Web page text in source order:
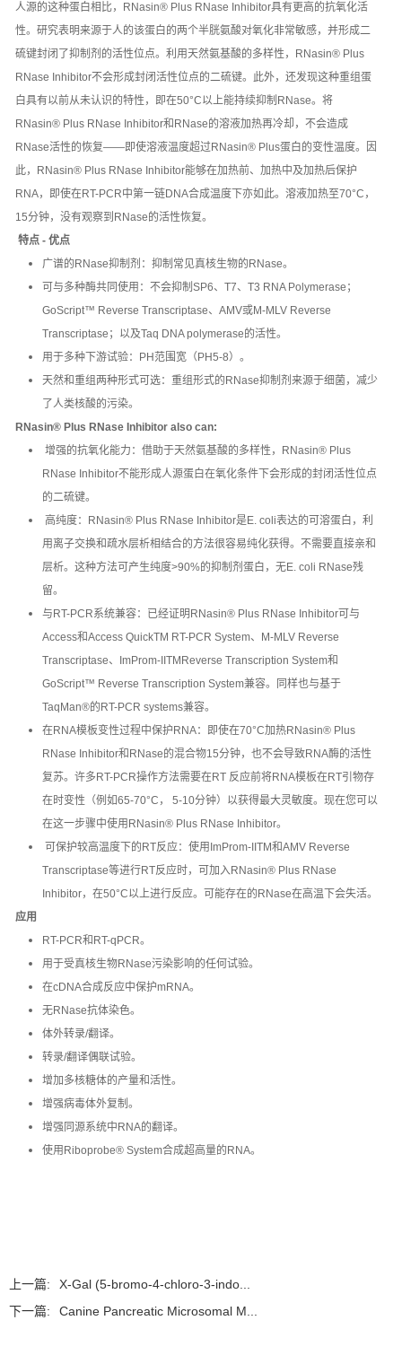
人源的这种蛋白相比，RNasin® Plus RNase Inhibitor具有更高的抗氧化活
性。研究表明来源于人的该蛋白的两个半胱氨酸对氧化非常敏感，并形成二
硫键封闭了抑制剂的活性位点。利用天然氨基酸的多样性，RNasin® Plus
RNase Inhibitor不会形成封闭活性位点的二硫键。此外，还发现这种重组蛋
白具有以前从未认识的特性，即在50°C以上能持续抑制RNase。将
RNasin® Plus RNase Inhibitor和RNase的溶液加热再冷却，不会造成
RNase活性的恢复——即使溶液温度超过RNasin® Plus蛋白的变性温度。因
此，RNasin® Plus RNase Inhibitor能够在加热前、加热中及加热后保护
RNA，即使在RT-PCR中第一链DNA合成温度下亦如此。溶液加热至70°C，
15分钟，没有观察到RNase的活性恢复。
特点 - 优点
广谱的RNase抑制剂：抑制常见真核生物的RNase。
可与多种酶共同使用：不会抑制SP6、T7、T3 RNA Polymerase；
GoScript™ Reverse Transcriptase、AMV或M-MLV Reverse
Transcriptase；以及Taq DNA polymerase的活性。
用于多种下游试验：PH范围宽（PH5-8）。
天然和重组两种形式可选：重组形式的RNase抑制剂来源于细菌，减少
了人类核酸的污染。
RNasin® Plus RNase Inhibitor also can:
增强的抗氧化能力：借助于天然氨基酸的多样性，RNasin® Plus
RNase Inhibitor不能形成人源蛋白在氧化条件下会形成的封闭活性位点
的二硫键。
高纯度：RNasin® Plus RNase Inhibitor是E. coli表达的可溶蛋白，利
用离子交换和疏水层析相结合的方法很容易纯化获得。不需要直接亲和
层析。这种方法可产生纯度>90%的抑制剂蛋白，无E. coli RNase残
留。
与RT-PCR系统兼容：已经证明RNasin® Plus RNase Inhibitor可与
Access和Access QuickTM RT-PCR System、M-MLV Reverse
Transcriptase、ImProm-IITMReverse Transcription System和
GoScript™ Reverse Transcription System兼容。同样也与基于
TaqMan®的RT-PCR systems兼容。
在RNA模板变性过程中保护RNA：即使在70°C加热RNasin® Plus
RNase Inhibitor和RNase的混合物15分钟，也不会导致RNA酶的活性
复苏。许多RT-PCR操作方法需要在RT 反应前将RNA模板在RT引物存
在时变性（例如65-70°C， 5-10分钟）以获得最大灵敏度。现在您可以
在这一步骤中使用RNasin® Plus RNase Inhibitor。
可保护较高温度下的RT反应：使用ImProm-IITM和AMV Reverse
Transcriptase等进行RT反应时，可加入RNasin® Plus RNase
Inhibitor，在50°C以上进行反应。可能存在的RNase在高温下会失活。
应用
RT-PCR和RT-qPCR。
用于受真核生物RNase污染影响的任何试验。
在cDNA合成反应中保护mRNA。
无RNase抗体染色。
体外转录/翻译。
转录/翻译偶联试验。
增加多核糖体的产量和活性。
增强病毒体外复制。
增强同源系统中RNA的翻译。
使用Riboprobe® System合成超高量的RNA。
上一篇:
X-Gal (5-bromo-4-chloro-3-indo...
下一篇:
Canine Pancreatic Microsomal M...